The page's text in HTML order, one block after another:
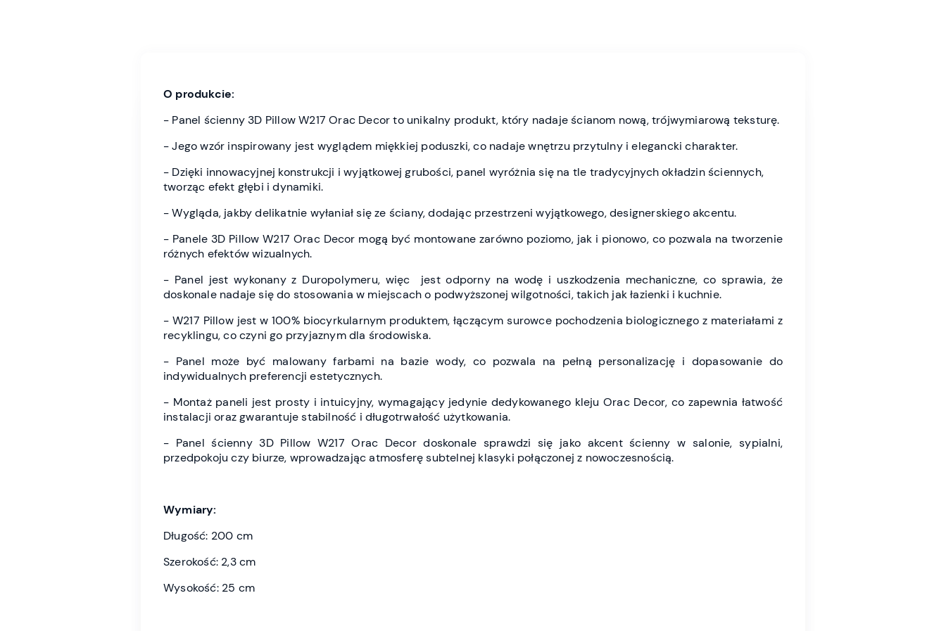
O produkcie:
- Panel ścienny 3D Pillow W217 Orac Decor to unikalny produkt, który nadaje ścianom nową, trójwymiarową teksturę.
- Jego wzór inspirowany jest wyglądem miękkiej poduszki, co nadaje wnętrzu przytulny i elegancki charakter.
- Dzięki innowacyjnej konstrukcji i wyjątkowej grubości, panel wyróżnia się na tle tradycyjnych okładzin ściennych,
tworząc efekt głębi i dynamiki.
- Wygląda, jakby delikatnie wyłaniał się ze ściany, dodając przestrzeni wyjątkowego, designerskiego akcentu.
- Panele 3D Pillow W217 Orac Decor mogą być montowane zarówno poziomo, jak i pionowo, co pozwala na tworzenie
różnych efektów wizualnych.
- Panel jest wykonany z Duropolymeru, więc jest odporny na wodę i uszkodzenia mechaniczne, co sprawia, że
doskonale nadaje się do stosowania w miejscach o podwyższonej wilgotności, takich jak łazienki i kuchnie.
- W217 Pillow jest w 100% biocyrkularnym produktem, łączącym surowce pochodzenia biologicznego z materiałami z
recyklingu, co czyni go przyjaznym dla środowiska.
- Panel może być malowany farbami na bazie wody, co pozwala na pełną personalizację i dopasowanie do
indywidualnych preferencji estetycznych.
- Montaż paneli jest prosty i intuicyjny, wymagający jedynie dedykowanego kleju Orac Decor, co zapewnia łatwość
instalacji oraz gwarantuje stabilność i długotrwałość użytkowania.
- Panel ścienny 3D Pillow W217 Orac Decor doskonale sprawdzi się jako akcent ścienny w salonie, sypialni,
przedpokoju czy biurze, wprowadzając atmosferę subtelnej klasyki połączonej z nowoczesnością.
Wymiary:
Długość: 200 cm
Szerokość: 2,3 cm
Wysokość: 25 cm